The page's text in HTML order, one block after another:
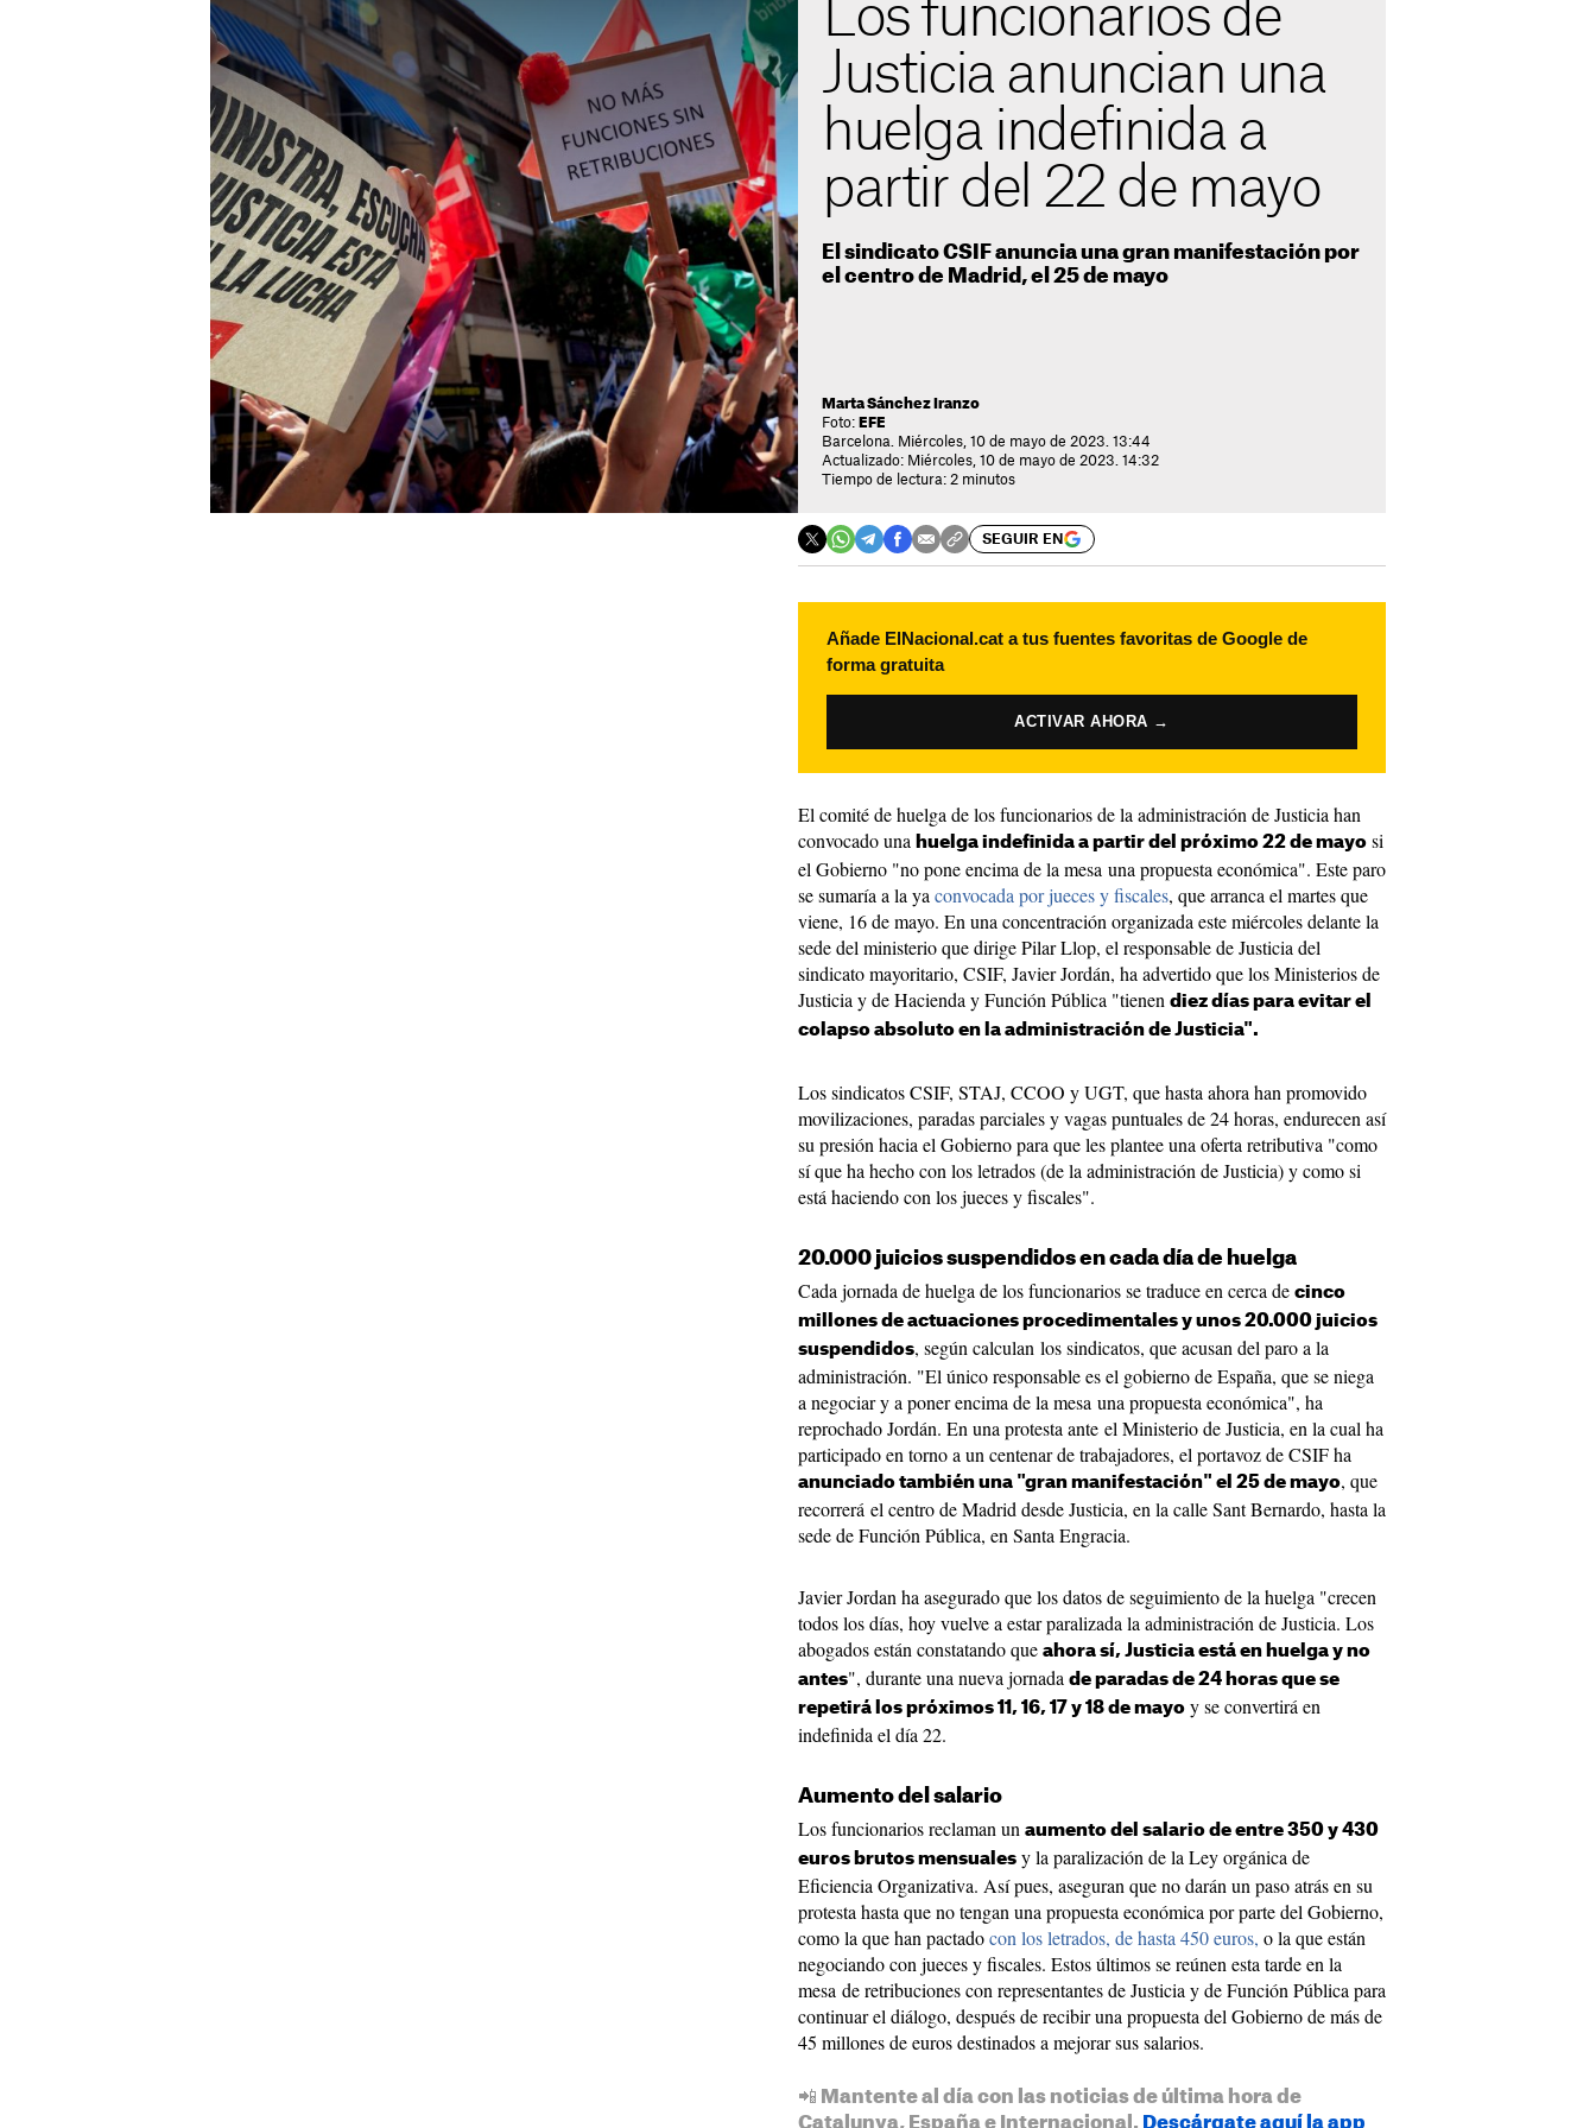
Los funcionarios de
Justicia anuncian una
huelga indefinida a
partir del 22 de mayo
El sindicato CSIF anuncia una gran manifestación por
el centro de Madrid, el 25 de mayo
Marta Sánchez Iranzo
Foto: EFE
Barcelona. Miércoles, 10 de mayo de 2023. 13:44
Actualizado: Miércoles, 10 de mayo de 2023. 14:32
Tiempo de lectura: 2 minutos
SEGUIR EN
Añade ElNacional.cat a tus fuentes favoritas de Google de
forma gratuita
ACTIVAR AHORA →
El comité de huelga de los funcionarios de la administración de Justicia han
convocado una huelga indefinida a partir del próximo 22 de mayo si
el Gobierno "no pone encima de la mesa una propuesta económica". Este paro
se sumaría a la ya convocada por jueces y fiscales, que arranca el martes que
viene, 16 de mayo. En una concentración organizada este miércoles delante la
sede del ministerio que dirige Pilar Llop, el responsable de Justicia del
sindicato mayoritario, CSIF, Javier Jordán, ha advertido que los Ministerios de
Justicia y de Hacienda y Función Pública "tienen diez días para evitar el
colapso absoluto en la administración de Justicia".
Los sindicatos CSIF, STAJ, CCOO y UGT, que hasta ahora han promovido
movilizaciones, paradas parciales y vagas puntuales de 24 horas, endurecen así
su presión hacia el Gobierno para que les plantee una oferta retributiva "como
sí que ha hecho con los letrados (de la administración de Justicia) y como si
está haciendo con los jueces y fiscales".
20.000 juicios suspendidos en cada día de huelga
Cada jornada de huelga de los funcionarios se traduce en cerca de cinco
millones de actuaciones procedimentales y unos 20.000 juicios
suspendidos, según calculan los sindicatos, que acusan del paro a la
administración. "El único responsable es el gobierno de España, que se niega
a negociar y a poner encima de la mesa una propuesta económica", ha
reprochado Jordán. En una protesta ante el Ministerio de Justicia, en la cual ha
participado en torno a un centenar de trabajadores, el portavoz de CSIF ha
anunciado también una "gran manifestación" el 25 de mayo, que
recorrerá el centro de Madrid desde Justicia, en la calle Sant Bernardo, hasta la
sede de Función Pública, en Santa Engracia.
Javier Jordan ha asegurado que los datos de seguimiento de la huelga "crecen
todos los días, hoy vuelve a estar paralizada la administración de Justicia. Los
abogados están constatando que ahora sí, Justicia está en huelga y no
antes", durante una nueva jornada de paradas de 24 horas que se
repetirá los próximos 11, 16, 17 y 18 de mayo y se convertirá en
indefinida el día 22.
Aumento del salario
Los funcionarios reclaman un aumento del salario de entre 350 y 430
euros brutos mensuales y la paralización de la Ley orgánica de
Eficiencia Organizativa. Así pues, aseguran que no darán un paso atrás en su
protesta hasta que no tengan una propuesta económica por parte del Gobierno,
como la que han pactadocon los letrados, de hasta 450 euros, o la que están
negociando con jueces y fiscales. Estos últimos se reúnen esta tarde en la
mesa de retribuciones con representantes de Justicia y de Función Pública para
continuar el diálogo, después de recibir una propuesta del Gobierno de más de
45 millones de euros destinados a mejorar sus salarios.
📲 Mantente al día con las noticias de última hora de
Catalunya, España e Internacional. Descárgate aquí la app